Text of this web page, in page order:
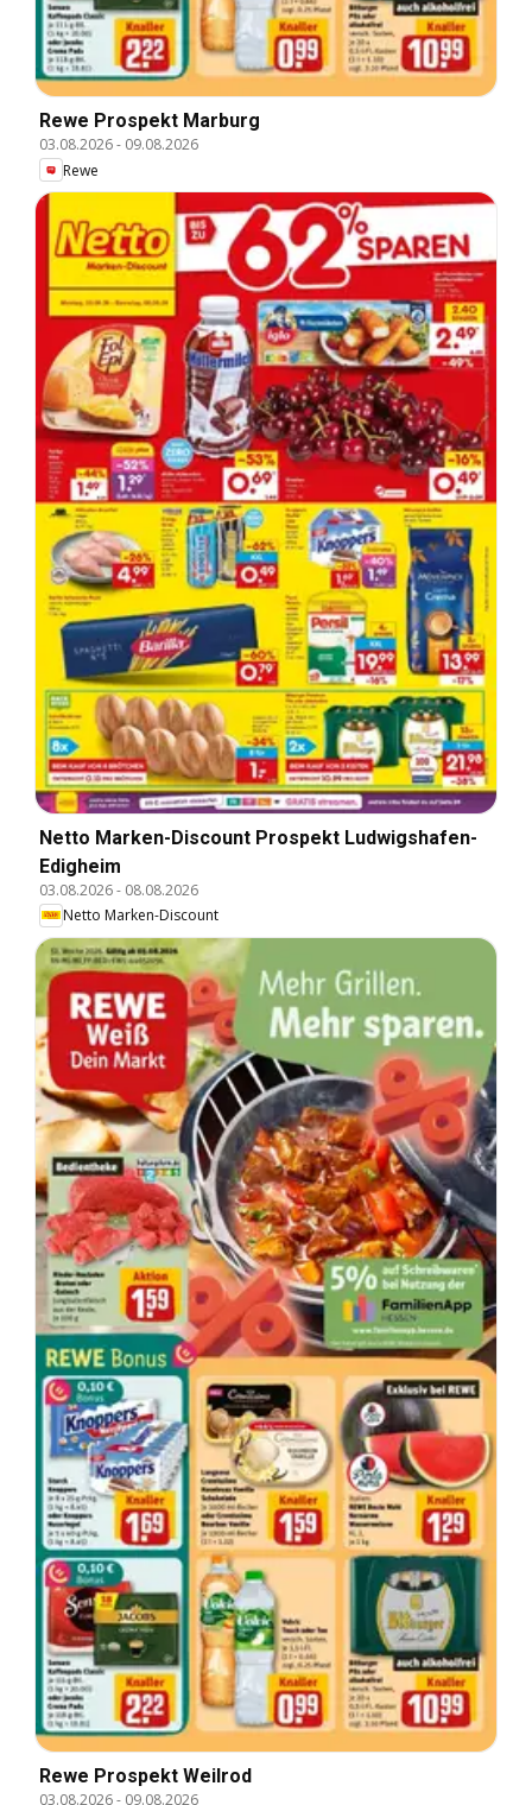
Rewe Prospekt Marburg
03.08.2026- 09.08.2026
Rewe
Netto Marken-Discount Prospekt Ludwigshafen-
Edigheim
03.08.2026- 08.08.2026
Netto Marken-Discount
Rewe Prospekt Weilrod
03.08.2026- 09.08.2026